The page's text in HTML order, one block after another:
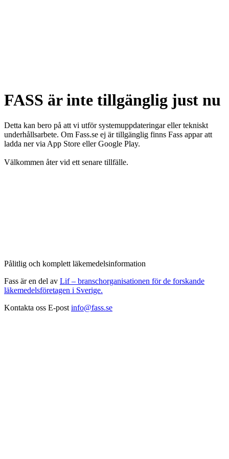
FASS är inte tillgänglig just nu
Detta kan bero på att vi utför systemuppdateringar eller tekniskt
underhållsarbete. Om Fass.se ej är tillgänglig finns Fass appar att
ladda ner via App Store eller Google Play.
Välkommen åter vid ett senare tillfälle.
Pålitlig och komplett läkemedelsinformation
Fass är en del av Lif – branschorganisationen för de forskande
läkemedelsföretagen i Sverige.
Kontakta oss E-post info@fass.se